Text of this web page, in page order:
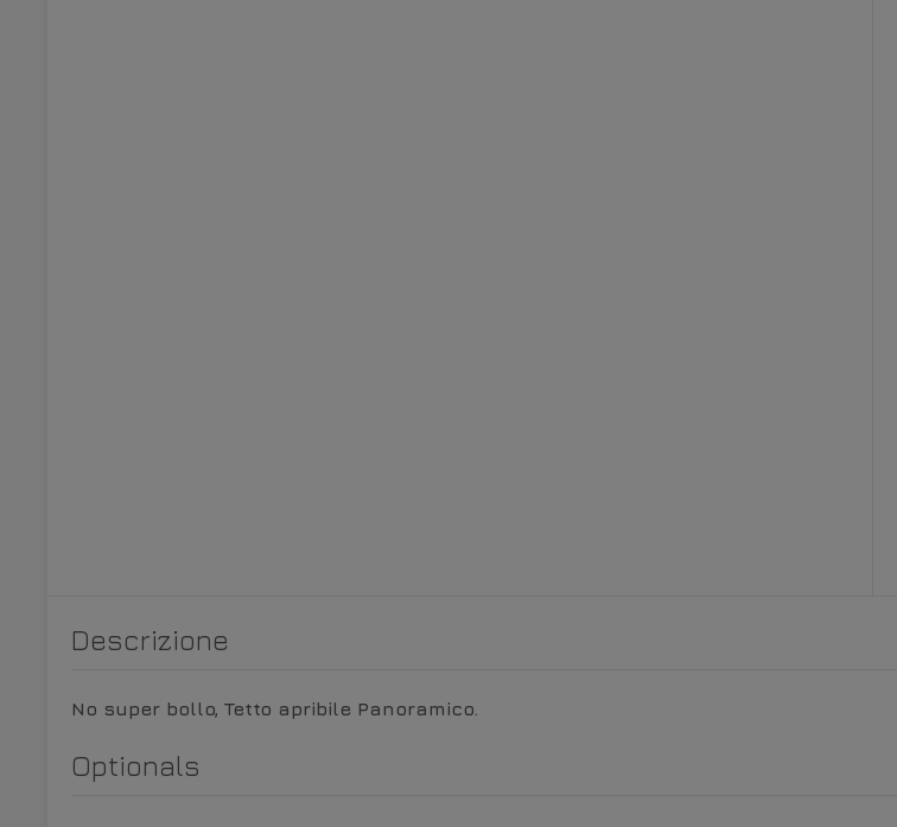
Descrizione
No super bollo, Tetto apribile Panoramico.
Optionals